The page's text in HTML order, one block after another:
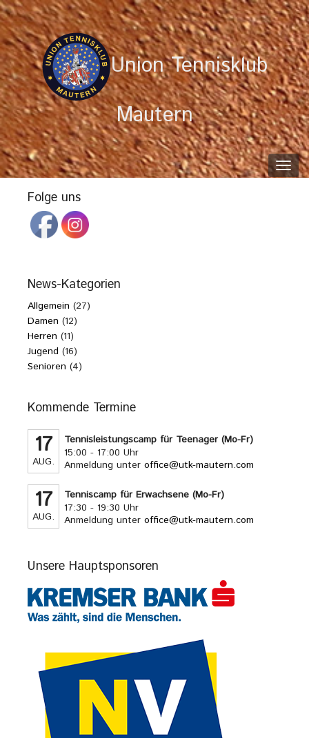
Union Tennisklub
Mautern
Folge uns
News-Kategorien
Allgemein (27)
Damen (12)
Herren (11)
Jugend (16)
Senioren (4)
Kommende Termine
17
AUG.
Tennisleistungscamp für Teenager (Mo-Fr)
15:00 - 17:00 Uhr
Anmeldung unteroffice@utk-mautern.com
17
AUG.
Tenniscamp für Erwachsene (Mo-Fr)
17:30 - 19:30 Uhr
Anmeldung unteroffice@utk-mautern.com
Unsere Hauptsponsoren